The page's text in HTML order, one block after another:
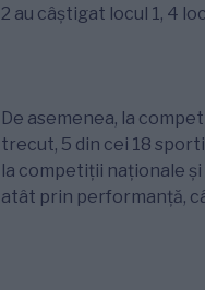
2 au câștigat locul 1, 4
De asemenea, la
trecut, 5 din cei 18
la competiții naționale
atât prin performanță,